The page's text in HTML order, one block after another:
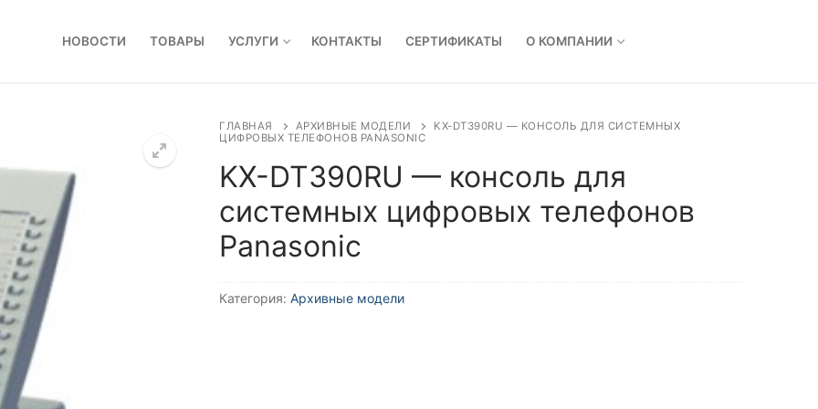
НОВОСТИ ТОВАРЫ УСЛУГИ КОНТАКТЫ СЕРТИФИКАТЫ О КОМПАНИИ
ГЛАВНАЯ АРХИВНЫЕ МОДЕЛИ
KX-DT390RU — КОНСОЛЬ ДЛЯ СИСТЕМНЫХ
ЦИФРОВЫХ ТЕЛЕФОНОВ PANASONIC
KX-DT390RU — консоль для
системных цифровых телефонов
Panasonic
Категория: Архивные модели